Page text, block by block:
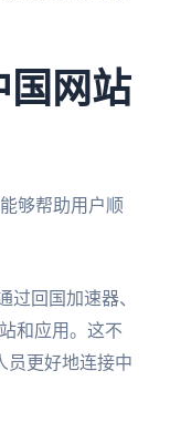
国网站
够帮助用户顺
回国加速器、
和应用。这不
员更好地连接中